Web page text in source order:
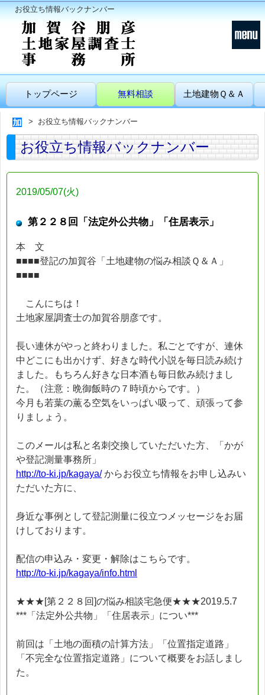
お役立ち情報バックナンバー
トップページ 無料相談 土地建物Ｑ＆Ａ
お役立ち情報バックナンバー
お役立ち情報バックナンバー
2019/05/07(火)
第２２８回「法定外公共物」「住居表示」
本 文
■■■■登記の加賀谷「土地建物の悩み相談Ｑ＆Ａ」
■■■■
こんにちは！
土地家屋調査士の加賀谷朋彦です。
長い連休がやっと終わりました。私ごとですが、連休
中どこにも出かけず、好きな時代小説を毎日読み続け
ました。もちろん好きな日本酒も毎日飲み続けまし
た。（注意：晩御飯時の７時頃からです。）
今月も若葉の薫る空気をいっぱい吸って、頑張って参
りましょう。
このメールは私と名刺交換していただいた方、「かが
や登記測量事務所」
http://to-ki.jp/kagaya/からお役立ち情報をお申し込みい
ただいた方に、
身近な事例として登記測量に役立つメッセージをお届
けしております。
配信の申込み・変更・解除はこちらです。
http://to-ki.jp/kagaya/info.html
★★★[第２２８回]の悩み相談宅急便★★★2019.5.7
***「法定外公共物」「住居表示」につい***
前回は「土地の面積の計算方法」「位置指定道路」
「不完全な位置指定道路」について概要をお話しまし
た。